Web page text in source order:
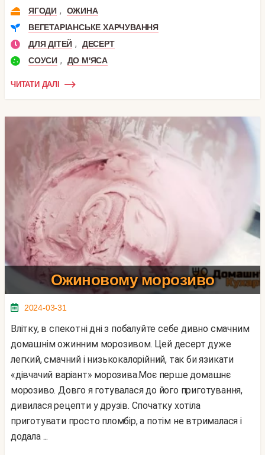
ЯГОДИ ,
ОЖИНА
ВЕГЕТАРІАНСЬКЕ ХАРЧУВАННЯ
ДЛЯ ДІТЕЙ ,
ДЕСЕРТ
СОУСИ , ДО М'ЯСА
ЧИТАТИ ДАЛІ
Ожиновому морозиво
2024-03-31
Влітку, в спекотні дні з побалуйте себе дивно смачним
домашнім ожинним морозивом. Цей десерт дуже
легкий, смачний і низькокалорійний, так би язикати
«дівчачий варіант» морозива.Моє перше домашнє
морозиво. Довго я готувалася до його приготування,
дивилася рецепти у друзів. Спочатку хотіла
приготувати просто пломбір, а потім не втрималася і
додала ...